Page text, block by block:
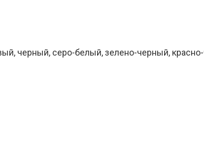
черный, серо-белый, зелено-черный,